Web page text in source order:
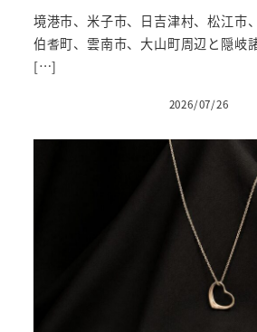
境港市、米子市、日吉津村、松江市
伯耆町、雲南市、大山町周辺と隠岐
[…]
投稿日
2026/07/26